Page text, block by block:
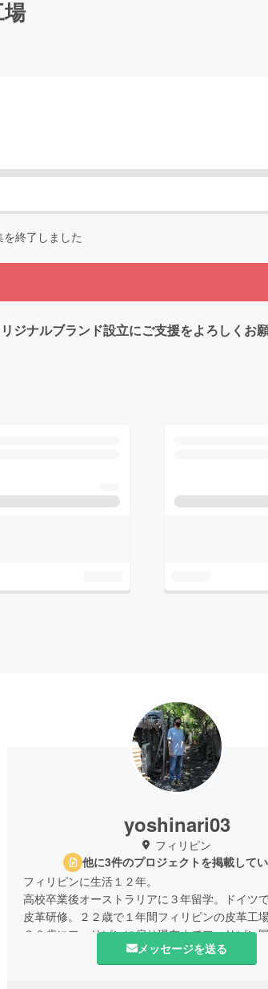
を終了しました
ナルブランド設立にご支援をよろしくお願
yoshinari03
フィリピン
他に3件のプロジェクトを掲載して
フィリピンに生活１２年。
高校卒業後オーストラリアに３年留学。ドイツ
皮革研修。２２歳で１年間フィリピンの皮革工場
３０歳にフィリピンに戻り現在までフィリピン国
鞄、財布、小物等の皮革製品の製造を生業とし
メッセージを送る